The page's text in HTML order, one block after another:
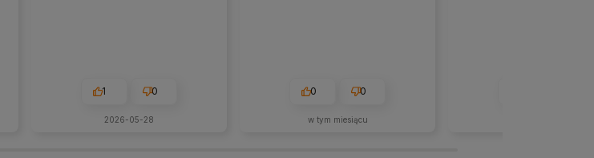
1 0
2026-05-28
0 0
w tym miesiącu